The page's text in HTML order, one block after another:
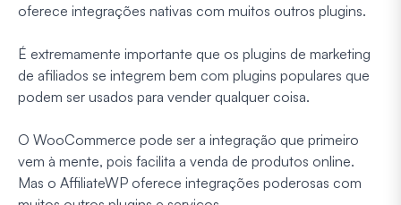
oferece integrações nativas com muitos outros plugins.
É extremamente importante que os plugins de marketing
de afiliados se integrem bem com plugins populares que
podem ser usados para vender qualquer coisa.
O WooCommerce pode ser a integração que primeiro
vem à mente, pois facilita a venda de produtos online.
Mas o AffiliateWP oferece integrações poderosas com